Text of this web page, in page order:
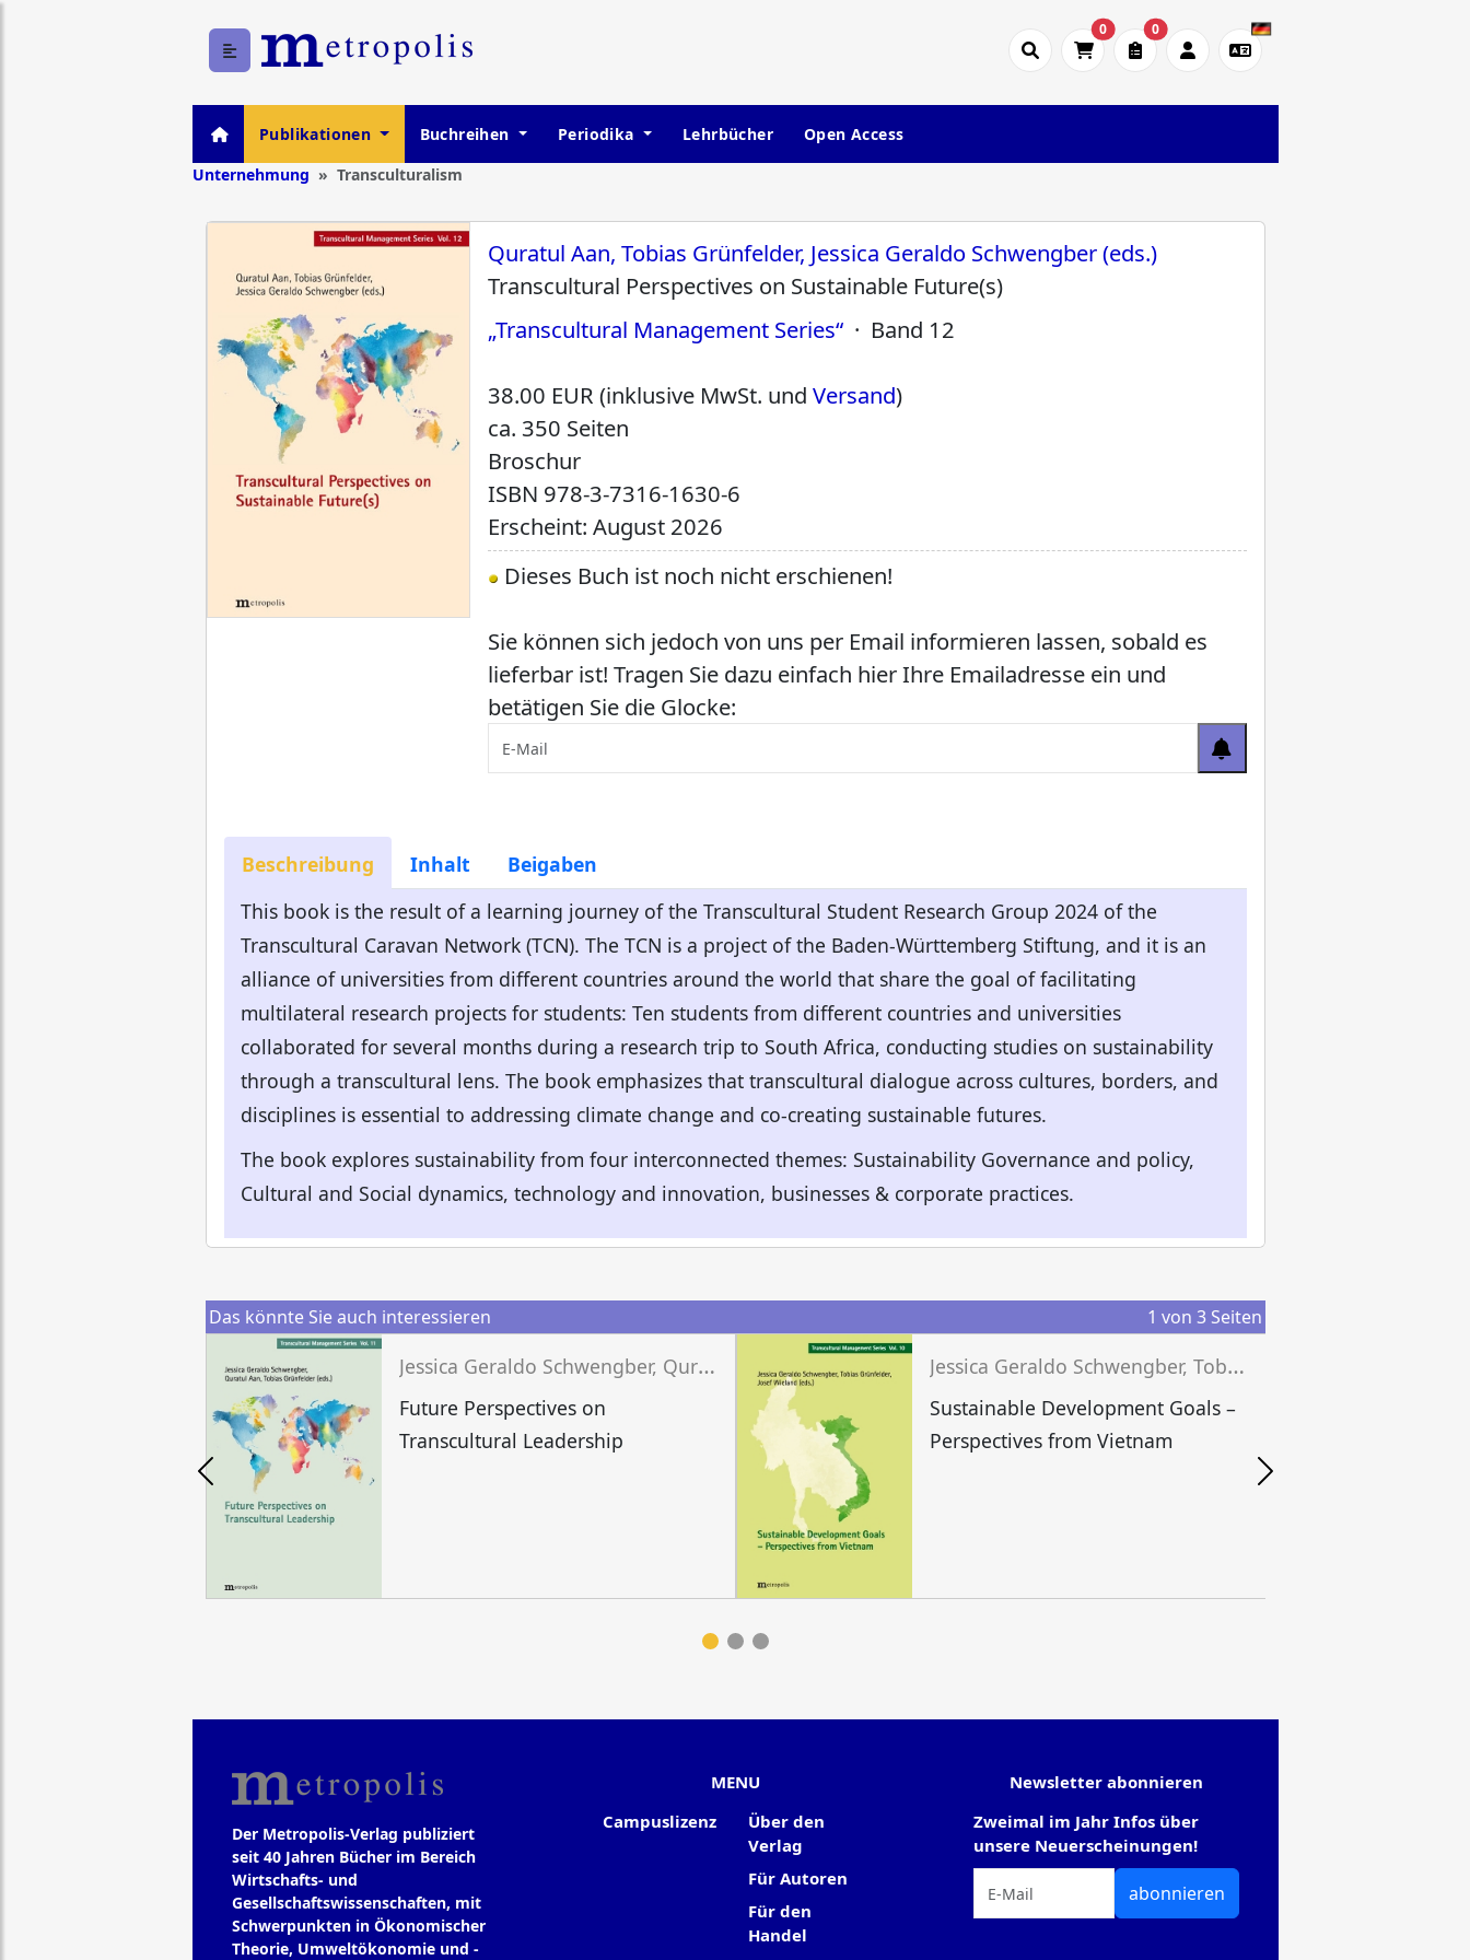
0 0
Publikationen Buchreihen Periodika Lehrbücher
Open Access
Unternehmung
Transculturalism
Quratul Aan, Tobias Grünfelder, Jessica Geraldo Schwengber (eds.)
Transcultural Perspectives on Sustainable Future(s)
„Transcultural Management Series“ · Band 12
38.00 EUR (inklusive MwSt. undVersand)
ca. 350 Seiten
Broschur
ISBN 978-3-7316-1630-6
Erscheint: August 2026
Dieses Buch ist noch nicht erschienen!
Sie können sich jedoch von uns per Email informieren lassen, sobald es
lieferbar ist! Tragen Sie dazu einfach hier Ihre Emailadresse ein und
betätigen Sie die Glocke:
Beschreibung Inhalt
Beigaben
This book is the result of a learning journey of the Transcultural Student Research Group 2024 of the
Transcultural Caravan Network (TCN). The TCN is a project of the Baden-Württemberg Stiftung, and it is an
alliance of universities from different countries around the world that share the goal of facilitating
multilateral research projects for students: Ten students from different countries and universities
collaborated for several months during a research trip to South Africa, conducting studies on sustainability
through a transcultural lens. The book emphasizes that transcultural dialogue across cultures, borders, and
disciplines is essential to addressing climate change and co-creating sustainable futures.
The book explores sustainability from four interconnected themes: Sustainability Governance and policy,
Cultural and Social dynamics, technology and innovation, businesses & corporate practices.
Das könnte Sie auch interessieren 1 von 3Seiten
J
essica Geraldo Schwengber, Quratul Aan, Tobias Grünfelder (eds.)
Future Perspectives on
Transcultural Leadership
J
essica Geraldo Schwengber, Tobias Grünfelder, Josef Wieland (eds.)
Sustainable Development Goals –
Perspectives from Vietnam
Der Metropolis-Verlag publiziert
seit 40 Jahren Bücher im Bereich
Wirtschafts- und
Gesellschaftswissenschaften, mit
Schwerpunkten in Ökonomischer
Theorie, Umweltökonomie und -
MENU
Campuslizenz
Über den
Verlag
Für Autoren
Für den
Handel
Newsletter abonnieren
Zweimal im Jahr Infos über
unsere Neuerscheinungen!
abonnieren